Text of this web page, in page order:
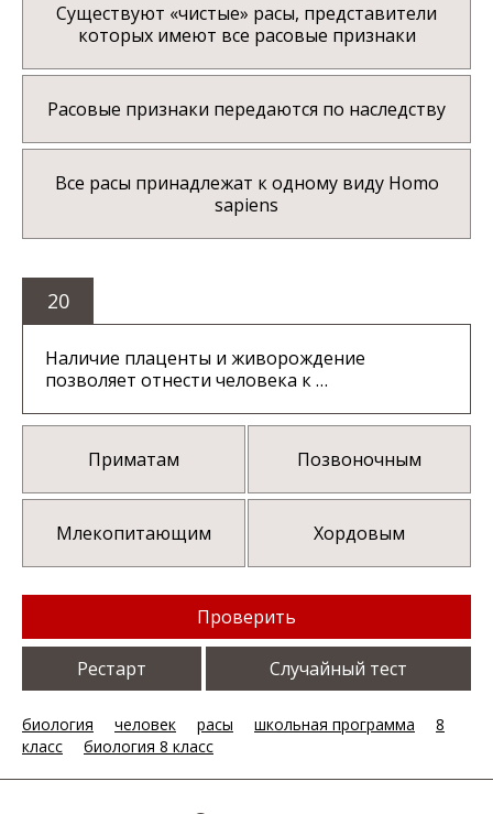
Существуют «чистые» расы, представители
которых имеют все расовые признаки
Расовые признаки передаются по наследству
Все расы принадлежат к одному виду Homo
sapiens
20
Наличие плаценты и живорождение
позволяет отнести человека к …
Приматам Позвоночным
Млекопитающим Хордовым
Проверить
Рестарт Случайный тест
биология человек расы школьная программа
8
класс
биология 8 класс